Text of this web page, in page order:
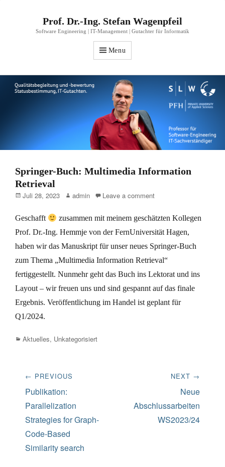
Prof. Dr.-Ing. Stefan Wagenpfeil
Software Engineering | IT-Management | Gutachter für Informatik
Menu
Springer-Buch: Multimedia Information
Retrieval
Posted
Juli 28, 2023 Author
admin Leave a comment
Geschafft
zusammen mit meinem geschätzten Kollegen
Prof. Dr.-Ing. Hemmje von der FernUniversität Hagen,
haben wir das Manuskript für unser neues Springer-Buch
zum Thema „Multimedia Information Retrieval“
fertiggestellt. Nunmehr geht das Buch ins Lektorat und ins
Layout – wir freuen uns und sind gespannt auf das finale
Ergebnis. Veröffentlichung im Handel ist geplant für
Q1/2024.
Categories
Aktuelles, Unkategorisiert
Beitrags-
Navigation
← PREVIOUS
Previous
post:
Publikation:
Parallelization
Strategies for Graph-
Code-Based
Similarity search
NEXT →
post:
Neue
Abschlussarbeiten
WS2023/24